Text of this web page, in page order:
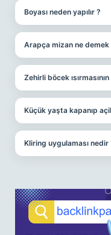
Boyası neden yapılır ?
Arapça mizan ne demek
Zehirli böcek
Küçük yaşta kapanıp
Kliring uygulaması nedir